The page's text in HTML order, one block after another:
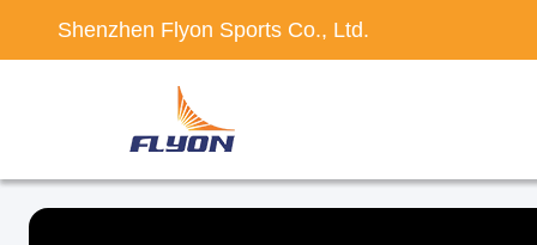
Shenzhen Flyon Sports Co., Ltd.